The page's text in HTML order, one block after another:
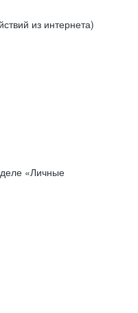
из интернета)
«Личные